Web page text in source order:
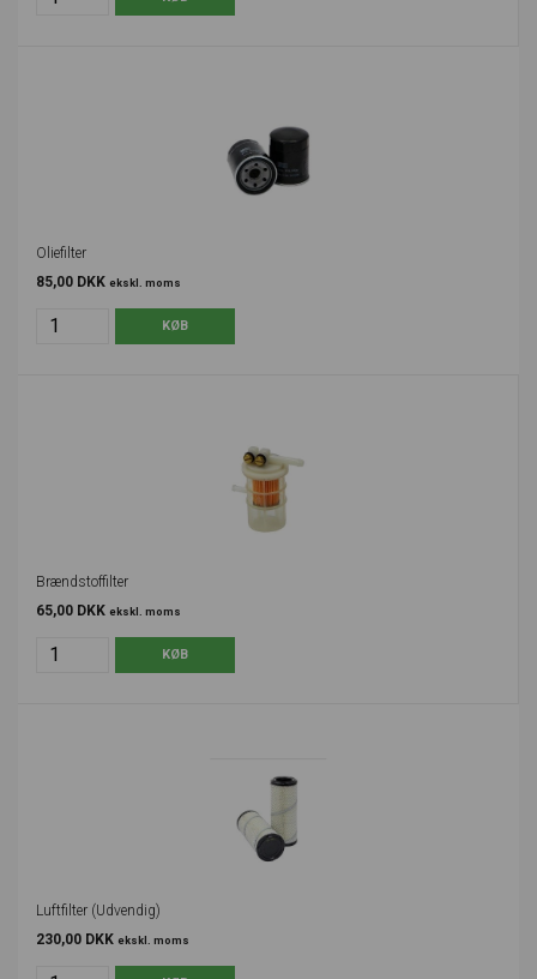
Oliefilter
85,00 DKK ekskl. moms
Brændstoffilter
65,00 DKK ekskl. moms
Luftfilter (Udvendig)
230,00 DKK ekskl. moms